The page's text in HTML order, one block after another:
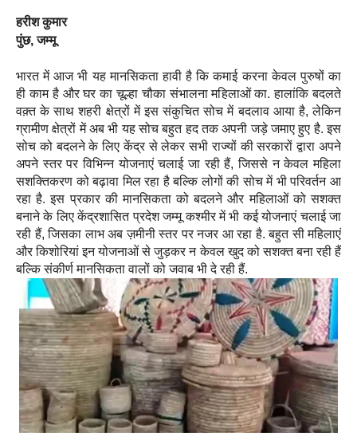
हरीश कुमार
पुंछ, जम्मू
भारत में आज भी यह मानसिकता हावी है कि कमाई करना केवल पुरुषों का
ही काम है और घर का चूल्हा चौका संभालना महिलाओं का. हालांकि बदलते
वक़्त के साथ शहरी क्षेत्रों में इस संकुचित सोच में बदलाव आया है, लेकिन
ग्रामीण क्षेत्रों में अब भी यह सोच बहुत हद तक अपनी जड़े जमाए हुए है. इस
सोच को बदलने के लिए केंद्र से लेकर सभी राज्यों की सरकारों द्वारा अपने
अपने स्तर पर विभिन्न योजनाएं चलाई जा रही हैं, जिससे न केवल महिला
सशक्तिकरण को बढ़ावा मिल रहा है बल्कि लोगों की सोच में भी परिवर्तन आ
रहा है. इस प्रकार की मानसिकता को बदलने और महिलाओं को सशक्त
बनाने के लिए केंद्रशासित प्रदेश जम्मू कश्मीर में भी कई योजनाएं चलाई जा
रही हैं, जिसका लाभ अब ज़मीनी स्तर पर नजर आ रहा है. बहुत सी महिलाएं
और किशोरियां इन योजनाओं से जुड़कर न केवल खुद को सशक्त बना रही हैं
बल्कि संकीर्ण मानसिकता वालों को जवाब भी दे रही हैं.